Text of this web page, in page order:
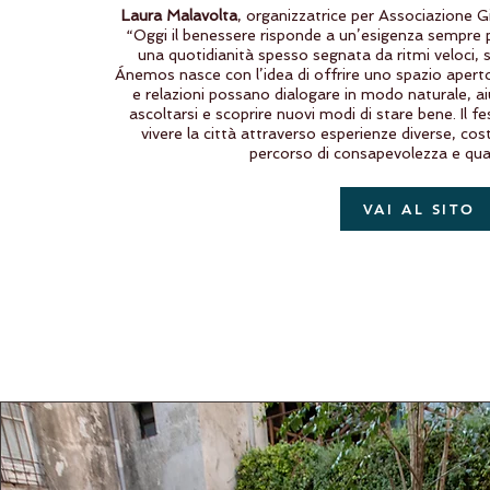
Laura Malavolta, organizzatrice per Associazione
“Oggi il benessere risponde a un’esigenza
una quotidianità spesso segnata da ritmi veloci,
Ánemos nasce con l’idea di offrire uno spazio
e relazioni possano dialogare in modo naturale,
ascoltarsi e scoprire nuovi modi di stare bene. Il
vivere la città attraverso esperienze diverse,
percorso di consapevolezza e
VAI AL SITO